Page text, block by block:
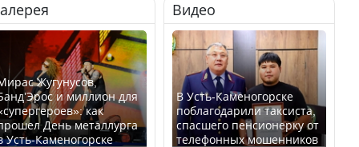
Орталық Азия
елдері арасында әл-ауқат
индексінде көш бастады
В РФ вынесен заочный
приговор по уголовному
делу об убийстве Игоря
Талькова
Жугунусов,
и миллион для
как
День металлурга
Усть-Каменогорске
Видео
В Усть-Каменогорске
поблагодарили таксиста,
спасшего пенсионерку от
телефонных мошенников